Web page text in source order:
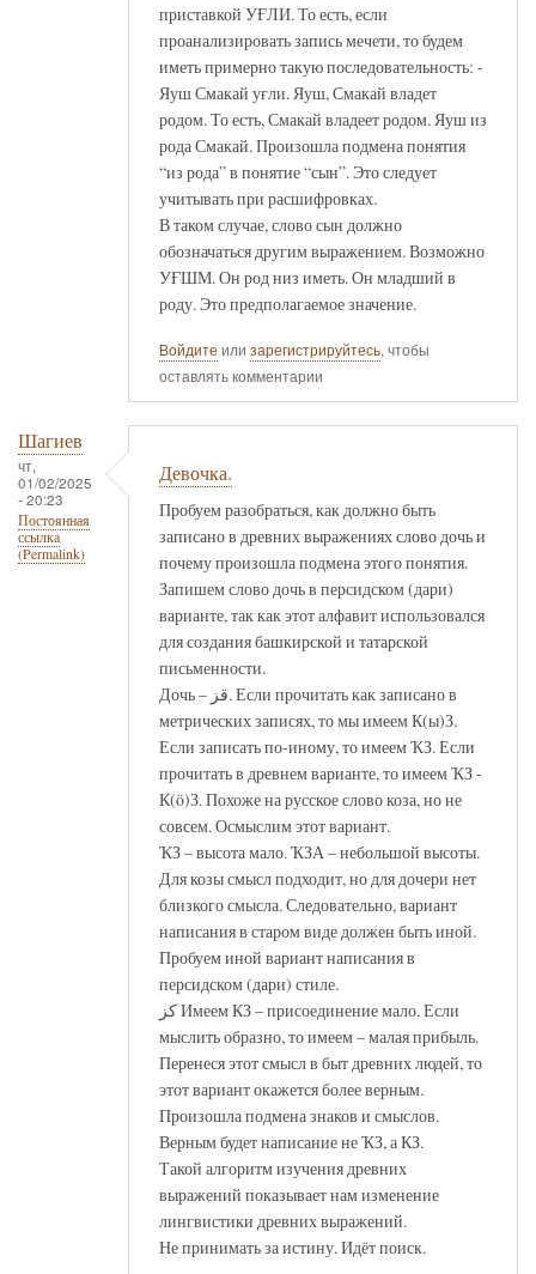
приставкой УҒЛИ. То есть, если
проанализировать запись мечети, то будем
иметь примерно такую последовательность: -
Яуш Смакай уғли. Яуш, Смакай владет
родом. То есть, Смакай владеет родом. Яуш из
рода Смакай. Произошла подмена понятия
“из рода” в понятие “сын”. Это следует
учитывать при расшифровках.
В таком случае, слово сын должно
обозначаться другим выражением. Возможно
УҒШМ. Он род низ иметь. Он младший в
роду. Это предполагаемое значение.
Войдите или зарегистрируйтесь, чтобы
оставлять комментарии
Шагиев
чт,
01/02/2025
- 20:23
Постоянная
ссылка
(Permalink)
Девочка.
Пробуем разобраться, как должно быть
записано в древних выражениях слово дочь и
почему произошла подмена этого понятия.
Запишем слово дочь в персидском (дари)
варианте, так как этот алфавит использовался
для создания башкирской и татарской
письменности.
Дочь – قز. Если прочитать как записано в
метрических записях, то мы имеем К(ы)З.
Если записать по-иному, то имеем ҠЗ. Если
прочитать в древнем варианте, то имеем ҠЗ -
К(ö)З. Похоже на русское слово коза, но не
совсем. Осмыслим этот вариант.
ҠЗ – высота мало. ҠЗА – небольшой высоты.
Для козы смысл подходит, но для дочери нет
близкого смысла. Следовательно, вариант
написания в старом виде должен быть иной.
Пробуем иной вариант написания в
персидском (дари) стиле.
کز Имеем КЗ – присоединение мало. Если
мыслить образно, то имеем – малая прибыль.
Перенеся этот смысл в быт древних людей, то
этот вариант окажется более верным.
Произошла подмена знаков и смыслов.
Верным будет написание не ҠЗ, а КЗ.
Такой алгоритм изучения древних
выражений показывает нам изменение
лингвистики древних выражений.
Не принимать за истину. Идёт поиск.